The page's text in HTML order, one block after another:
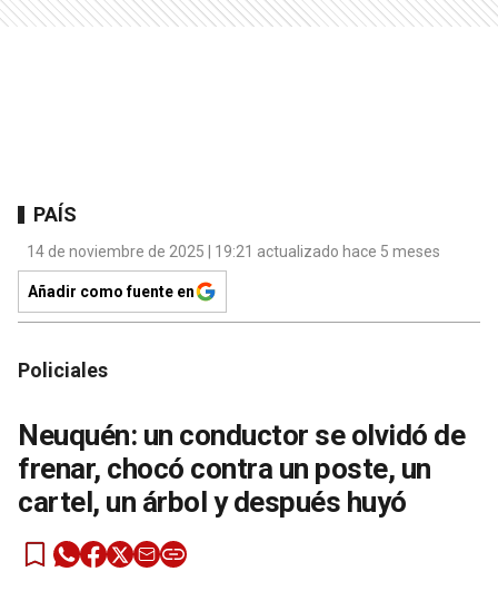
PAÍS
14 de noviembre de 2025 | 19:21 actualizado hace 5 meses
Añadir como fuente en
Policiales
Neuquén: un conductor se olvidó de
frenar, chocó contra un poste, un
cartel, un árbol y después huyó